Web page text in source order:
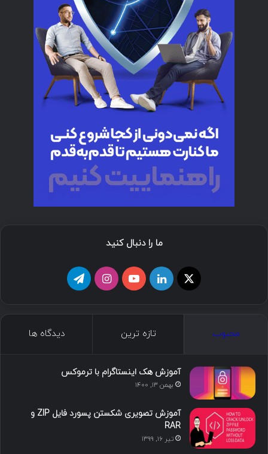
ما را دنبال کنید
د
ی
ن
و
ت
گ
ا
محبوب تازه ترین دیدگاه ها
آموزش هک اینستاگرام با ترموکس
بهمن ۱۳, ۱۴۰۰
آموزش تصویری شکستن پسورد فایل ZIP و
RAR
تیر ۱۶, ۱۳۹۹